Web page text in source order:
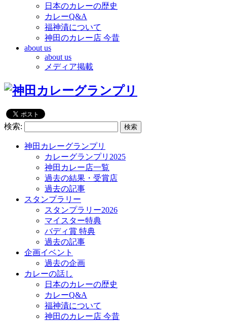
日本のカレーの歴史
カレーQ&A
福神漬について
神田のカレー店 今昔
about us
about us
メディア掲載
検索:
神田カレーグランプリ
カレーグランプリ2025
神田カレー店一覧
過去の結果・受賞店
過去の記事
スタンプラリー
スタンプラリー2026
マイスター特典
バディ賞 特典
過去の記事
企画イベント
過去の企画
カレーの話し
日本のカレーの歴史
カレーQ&A
福神漬について
神田のカレー店 今昔